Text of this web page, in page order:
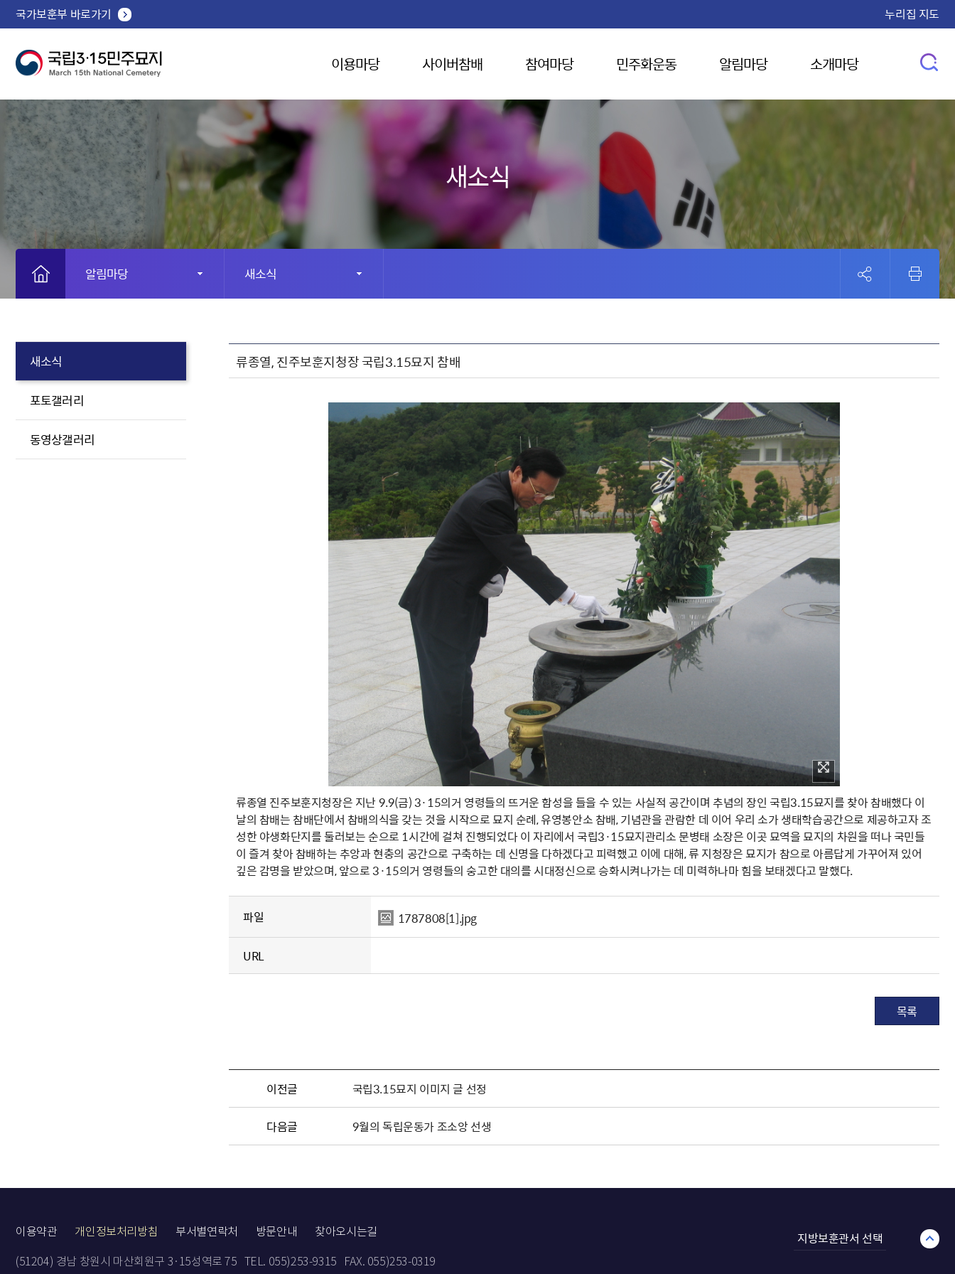
국가보훈부 바로가기 누리집 지도
이용마당 사이버참배 참여마당 민주화운동 알림마당 소개마당
새소식
알림마당 새소식
새소식
포토갤러리
동영상갤러리
류종열, 진주보훈지청장 국립3.15묘지 참배
류종열 진주보훈지청장은 지난 9.9(금) 3·15의거 영령들의 뜨거운 함성을 들을 수 있는 사실적 공간이며 추념의 장인 국립3.15묘지를 찾아 참배했다 이
날의 참배는 참배단에서 참배의식을 갖는 것을 시작으로 묘지 순례, 유영봉안소 참배, 기념관을 관람한 데 이어 우리 소가 생태학습공간으로 제공하고자 조
성한 야생화단지를 둘러보는 순으로 1시간에 걸쳐 진행되었다 이 자리에서 국립3·15묘지관리소 문병태 소장은 이곳 묘역을 묘지의 차원을 떠나 국민들
이 즐겨 찾아 참배하는 추앙과 현충의 공간으로 구축하는 데 신명을 다하겠다고 피력했고 이에 대해, 류 지청장은 묘지가 참으로 아름답게 가꾸어져 있어
깊은 감명을 받았으며, 앞으로 3·15의거 영령들의 숭고한 대의를 시대정신으로 승화시켜나가는 데 미력하나마 힘을 보태겠다고 말했다.
파일 1787808[1].jpg
URL
목록
이전글 국립3.15묘지 이미지 글 선정
다음글 9월의 독립운동가 조소앙 선생
이용약관 개인정보처리방침 부서별연락처 방문안내 찾아오시는길
(51204) 경남 창원시 마산회원구 3·15성역로 75 TEL. 055)253-9315
FAX. 055)253-0319
지방보훈관서 선택